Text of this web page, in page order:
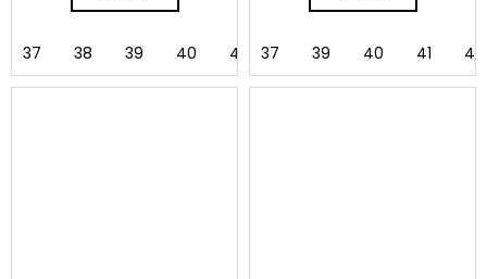
37 38 39 40 41 42
37 39 40 41 42